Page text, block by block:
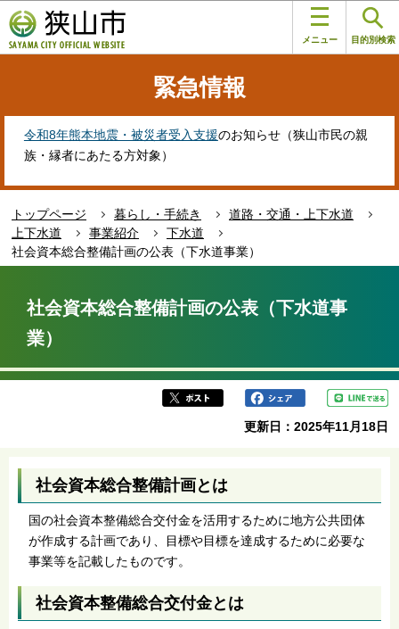
の
ペ
す
メニュー 目的別検索
緊急情報
令和8年熊本地震・被災者受入支援のお知らせ（狭山市民の親
族・縁者にあたる方対象）
トップページ 暮らし・手続き
道路・交通・上下水道
上下水道
事業紹介
下水道
社会資本総合整備計画の公表（下水道事業）
ら
社会資本総合整備計画の公表（下水道事
業）
更新日：2025年11月18日
社会資本総合整備計画とは
国の社会資本整備総合交付金を活用するために地方公共団体
が作成する計画であり、目標や目標を達成するために必要な
事業等を記載したものです。
社会資本整備総合交付金とは